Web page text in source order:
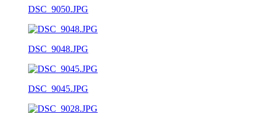
DSC_9050.JPG
DSC_9048.JPG
DSC_9045.JPG